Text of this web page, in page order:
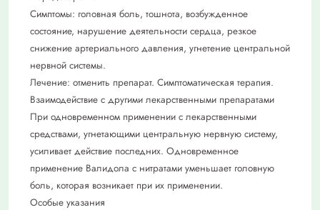
Симптомы: головная боль, тошнота, возбужденное
состояние, нарушение деятельности сердца, резкое
снижение артериального давления, угнетение центральной
нервной системы.
Лечение: отменить препарат. Симптоматическая терапия.
Взаимодействие с другими лекарственными препаратами
При одновременном применении с лекарственными
средствами, угнетающими центральную нервную систему,
усиливает действие последних. Одновременное
применение Валидола с нитратами уменьшает головную
боль, которая возникает при их применении.
Особые указания